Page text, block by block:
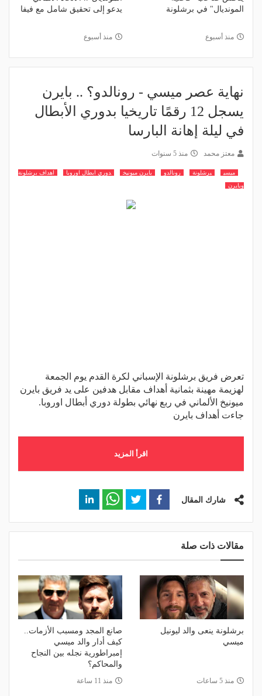
المونديال" في برشلونة
منذ أسبوع
يدعو إلى تحقيق شامل مع فيفا
منذ أسبوع
نهاية عصر ميسي - رونالدو؟ .. بايرن
يسجل 12 رقمًا تاريخيا بدوري الأبطال
في ليلة إهانة البارسا
معتز محمد منذ 5 سنوات
ميسي برشلونة رونالدو بايرن ميونيخ دوري ابطال اوروبا
اهداف برشلونة
وبايرن
تعرض فريق برشلونة الإسباني لكرة القدم يوم الجمعة
لهزيمة مهينة بثمانية أهداف مقابل هدفين على يد فريق بايرن
ميونيخ الألماني في ربع نهائي بطولة دوري أبطال اوروبا.
جاءت أهداف بايرن
اقرأ المزيد
شارك المقال
مقالات ذات صلة
برشلونة ينعى والد ليونيل
ميسي
منذ 5 ساعات
صانع المجد ومسبب الأزمات..
كيف أدار والد ميسي
إمبراطورية نجله بين النجاح
والمحاكم؟
منذ 11 ساعة